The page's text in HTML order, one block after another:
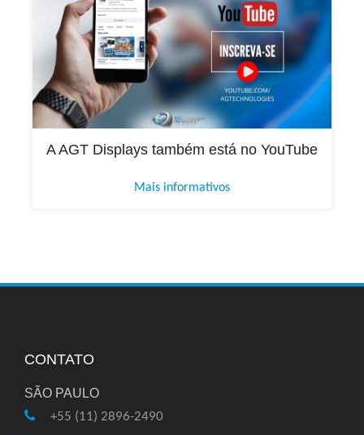
A AGT Displays também está no YouTube
Mais informativos
CONTATO
SÃO PAULO
+55 (11) 2896-2490